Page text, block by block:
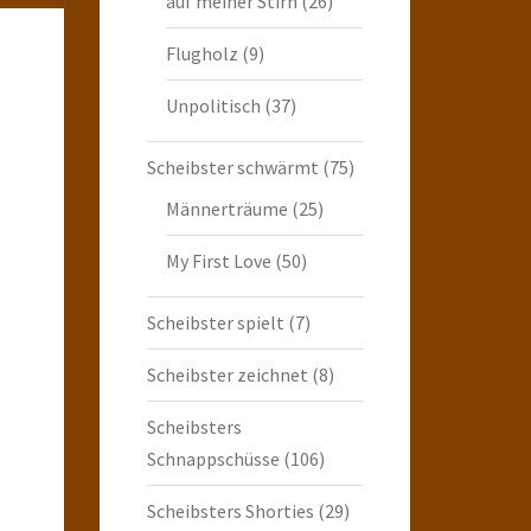
Flugholz (9)
Unpolitisch (37)
Scheibster schwärmt (75)
Männerträume (25)
My First Love (50)
Scheibster spielt (7)
Scheibster zeichnet (8)
Scheibsters
Schnappschüsse (106)
Scheibsters Shorties (29)